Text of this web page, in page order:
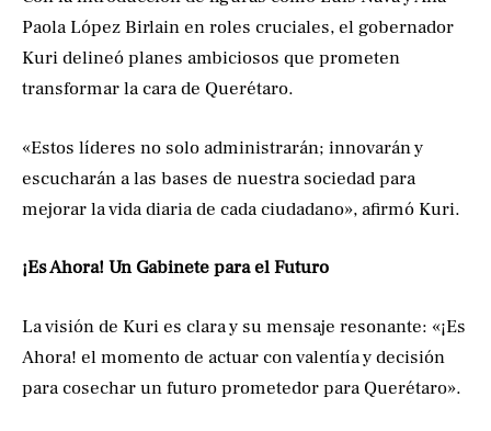
Paola López Birlain en roles cruciales, el gobernador
Kuri delineó planes ambiciosos que prometen
transformar la cara de Querétaro.
«Estos líderes no solo administrarán; innovarán y
escucharán a las bases de nuestra sociedad para
mejorar la vida diaria de cada ciudadano», afirmó Kuri.
¡Es Ahora! Un Gabinete para el Futuro
La visión de Kuri es clara y su mensaje resonante: «¡Es
Ahora! el momento de actuar con valentía y decisión
para cosechar un futuro prometedor para Querétaro».